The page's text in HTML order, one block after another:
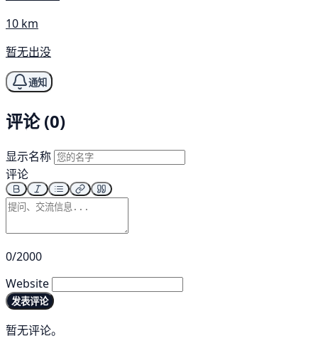
10 km
暂无出没
通知
评论 (0)
显示名称
评论
0/2000
Website
发表评论
暂无评论。